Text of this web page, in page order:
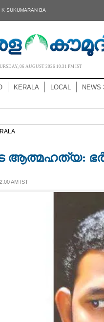
SUKUMARAN BA
06 AUGUST 2026 10.31 PM IST
KERALA LOCAL NEWS
AM IST